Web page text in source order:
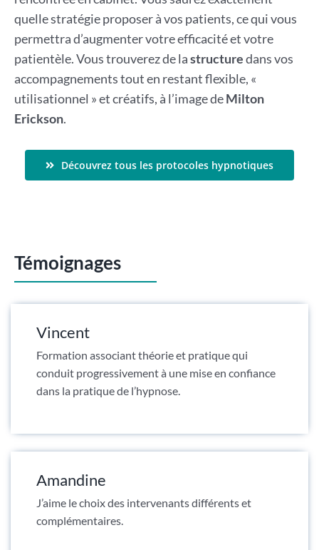
quelle stratégie proposer à vos patients, ce qui vous
permettra d’augmenter votre efficacité et votre
patientèle. Vous trouverez de lastructuredans vos
accompagnements tout en restant flexible, «
utilisationnel » et créatifs, à l’image deMilton
Erickson.
Découvrez tous les protocoles hypnotiques
Témoignages
Vincent
Formation associant théorie et pratique qui
conduit progressivement à une mise en confiance
dans la pratique de l’hypnose.
Amandine
J’aime le choix des intervenants différents et
complémentaires.